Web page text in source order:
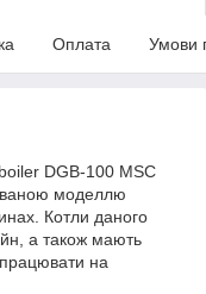
Оплата Умови
DGB-100 MSC
моделлю
Котли даного
а також мають
на